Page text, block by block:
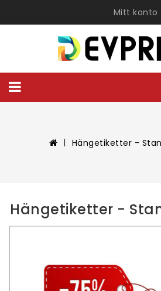
Mitt konto
Hängetiketter -
Hängetiketter -